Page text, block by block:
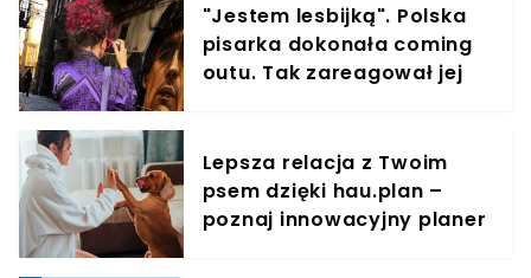
"Jestem lesbijką". Polska
pisarka dokonała coming
outu. Tak zareagował jej
Lepsza relacja z Twoim
psem dzięki hau.plan –
poznaj innowacyjny planer